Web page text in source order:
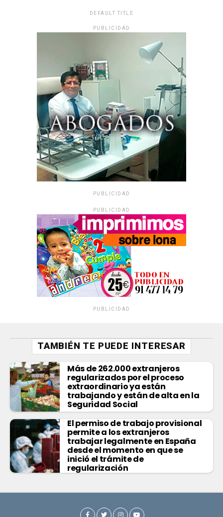
DEFAULT TITLE
PUBLICIDAD
PUBLICIDAD
PUBLICIDAD
PUBLICIDAD
TAMBIÉN TE PUEDE INTERESAR
Más de 262.000 extranjeros
regularizados por el proceso
extraordinario ya están
trabajando y están de alta en la
Seguridad Social
El permiso de trabajo provisional
permite a los extranjeros
trabajar legalmente en España
desde el momento en que se
inició el trámite de
regularización